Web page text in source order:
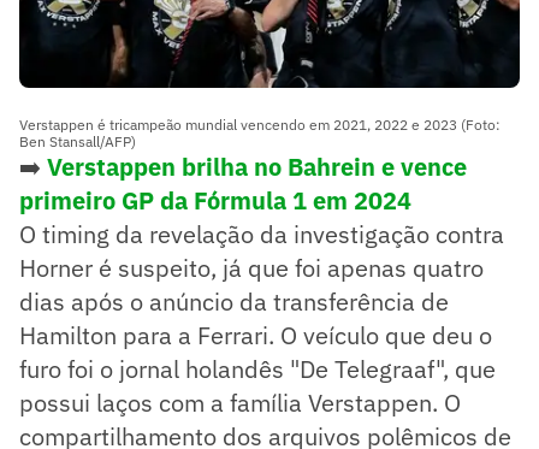
Verstappen é tricampeão mundial vencendo em 2021, 2022 e 2023 (Foto:
Ben Stansall/AFP)
➡️ Verstappen brilha no Bahrein e vence
primeiro GP da Fórmula 1 em 2024
O timing da revelação da investigação contra
Horner é suspeito, já que foi apenas quatro
dias após o anúncio da transferência de
Hamilton para a Ferrari. O veículo que deu o
furo foi o jornal holandês "De Telegraaf", que
possui laços com a família Verstappen. O
compartilhamento dos arquivos polêmicos de